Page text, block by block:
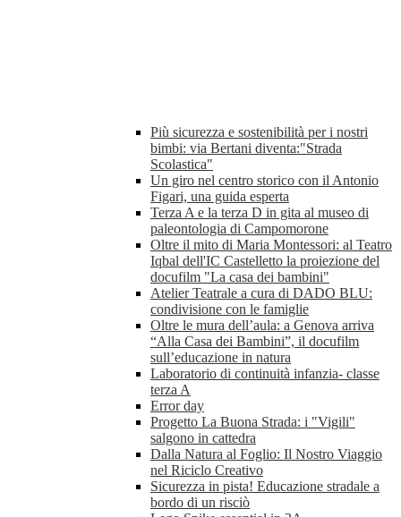
Più sicurezza e sostenibilità per i nostri
bimbi: via Bertani diventa:"Strada
Scolastica"
Un giro nel centro storico con il Antonio
Figari, una guida esperta
Terza A e la terza D in gita al museo di
paleontologia di Campomorone
Oltre il mito di Maria Montessori: al Teatro
Iqbal dell'IC Castelletto la proiezione del
docufilm "La casa dei bambini"
Atelier Teatrale a cura di DADO BLU:
condivisione con le famiglie
Oltre le mura dell’aula: a Genova arriva
“Alla Casa dei Bambini”, il docufilm
sull’educazione in natura
Laboratorio di continuità infanzia- classe
terza A
Error day
Progetto La Buona Strada: i "Vigili"
salgono in cattedra
Dalla Natura al Foglio: Il Nostro Viaggio
nel Riciclo Creativo
Sicurezza in pista! Educazione stradale a
bordo di un risciò